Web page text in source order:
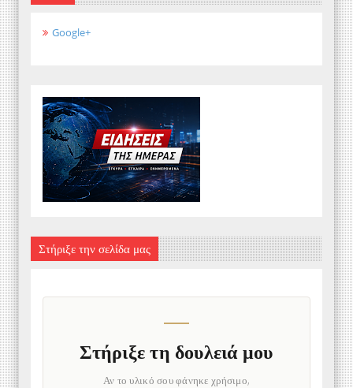
Google+
Στήριξε την σελίδα μας
Στήριξε τη δουλειά μου
Αν το υλικό σου φάνηκε χρήσιμο,